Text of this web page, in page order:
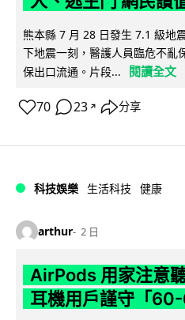
熊本縣 7 月 28 日發生 7.1 級地
下地震一刻，醫護人員臨危不亂
保出口流通。片段...
閱讀全文
70 23 ↗ 分享
科技娛樂 生活科技 健康
arthur 2 日
AirPods 用家注意
耳機用戶謹守「